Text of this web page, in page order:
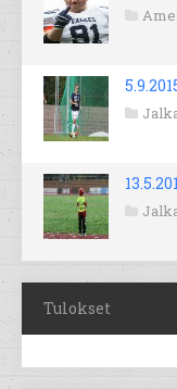
Tulokset